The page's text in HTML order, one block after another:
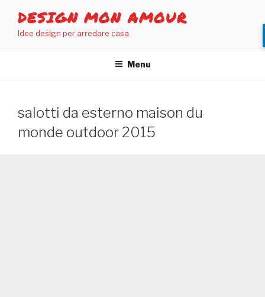
contenuto
DESIGN MON AMOUR
Idee design per arredare casa
Menu
salotti da esterno maison du
monde outdoor 2015